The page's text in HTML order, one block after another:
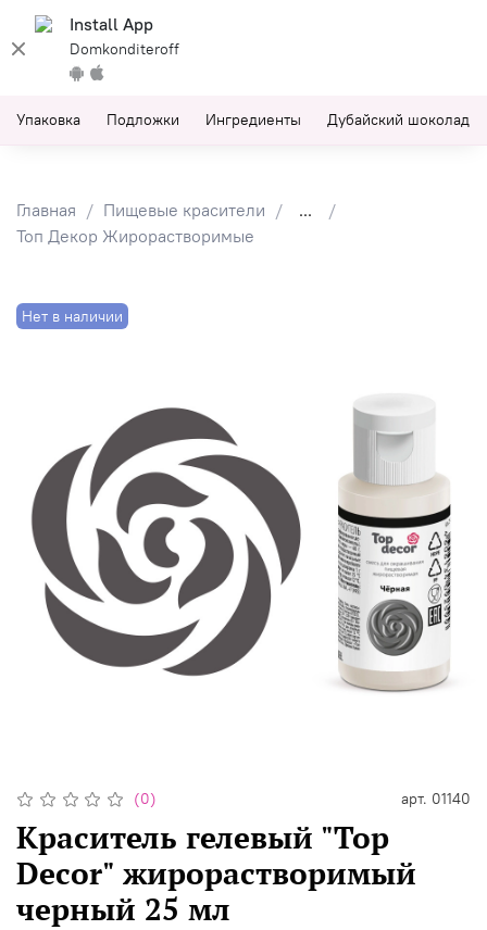
Install App
Domkonditeroff
Упаковка Подложки Ингредиенты Дубайский шоколад
Главная Пищевые красители
...
Топ Декор Жирорастворимые
Нет в наличии
(0) арт. 01140
Краситель гелевый "Top
Decor" жирорастворимый
черный 25 мл